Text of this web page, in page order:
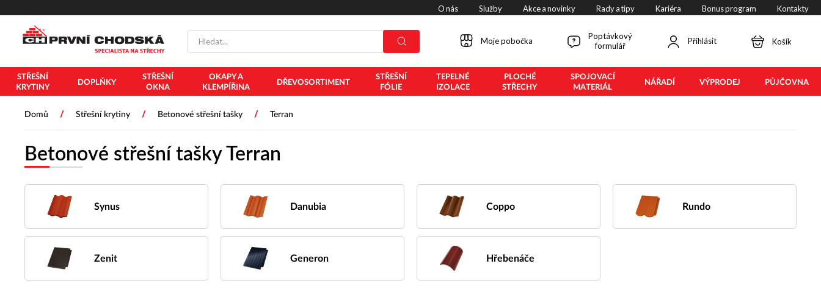
O nás Služby Akce a novinky Rady a tipy Kariéra Bonus program Kontakty
Moje pobočka
Poptávkový
formulář
Přihlásit Košík
STŘEŠNÍ
KRYTINY
DOPLŇKY
STŘEŠNÍ
OKNA
OKAPY A
KLEMPÍŘINA
DŘEVOSORTIMENT
STŘEŠNÍ
FÓLIE
TEPELNÉ
IZOLACE
PLOCHÉ
STŘECHY
SPOJOVACÍ
MATERIÁL
NÁŘADÍ VÝPRODEJ PŮJČOVNA
Domů / Střešní krytiny / Betonové střešní tašky / Terran
Betonové střešní tašky Terran
Synus Danubia Coppo Rundo
Zenit Generon Hřebenáče